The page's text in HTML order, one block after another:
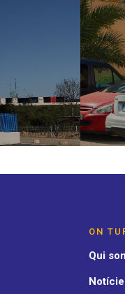
ON
Qui